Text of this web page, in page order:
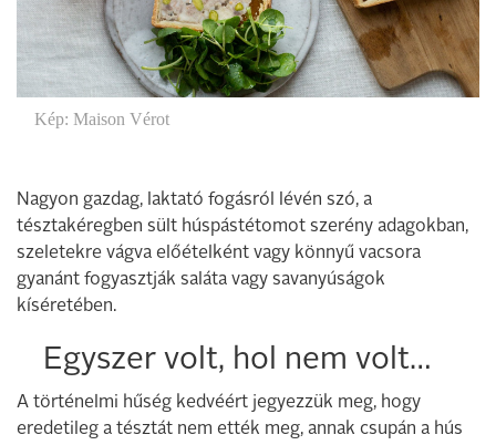
Kép: Maison Vérot
Nagyon gazdag, laktató fogásról lévén szó, a
tésztakéregben sült húspástétomot szerény adagokban,
szeletekre vágva előételként vagy könnyű vacsora
gyanánt fogyasztják saláta vagy savanyúságok
kíséretében.
Egyszer volt, hol nem volt…
A történelmi hűség kedvéért jegyezzük meg, hogy
eredetileg a tésztát nem ették meg, annak csupán a hús